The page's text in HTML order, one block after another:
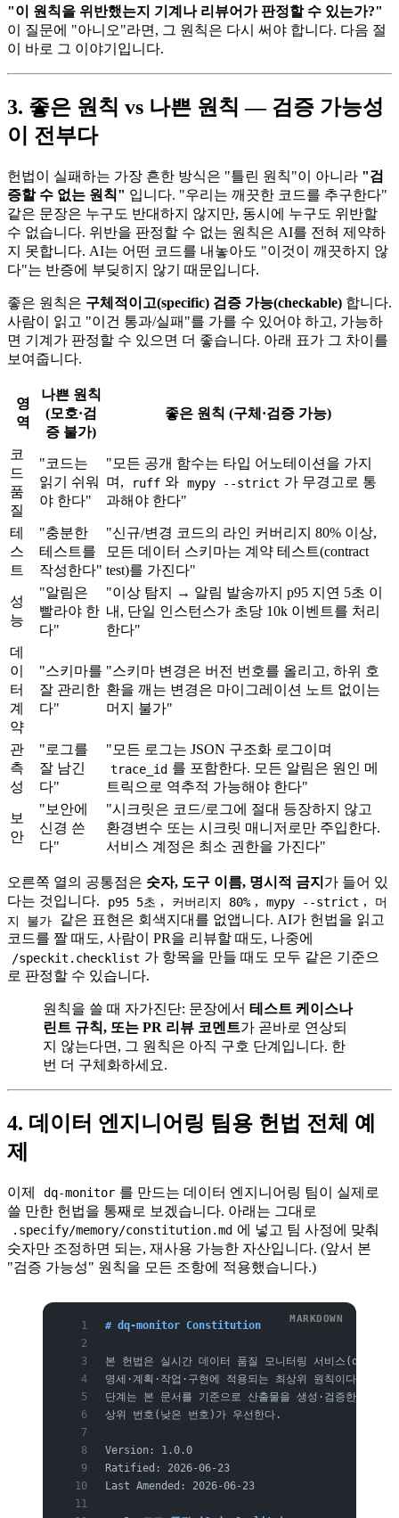
"이 원칙을 위반했는지 기계나 리뷰어가 판정할 수 있는가?"
이 질문에 "아니오"라면, 그 원칙은 다시 써야 합니다. 다음 절
이 바로 그 이야기입니다.
3. 좋은 원칙 vs 나쁜 원칙 — 검증 가능성
이 전부다
헌법이 실패하는 가장 흔한 방식은 "틀린 원칙"이 아니라 "검
증할 수 없는 원칙" 입니다. "우리는 깨끗한 코드를 추구한다"
같은 문장은 누구도 반대하지 않지만, 동시에 누구도 위반할
수 없습니다. 위반을 판정할 수 없는 원칙은 AI를 전혀 제약하
지 못합니다. AI는 어떤 코드를 내놓아도 "이것이 깨끗하지 않
다"는 반증에 부딪히지 않기 때문입니다.
좋은 원칙은 구체적이고(specific) 검증 가능(checkable) 합니다.
사람이 읽고 "이건 통과/실패"를 가를 수 있어야 하고, 가능하
면 기계가 판정할 수 있으면 더 좋습니다. 아래 표가 그 차이를
보여줍니다.
영
역
나쁜 원칙
(모호·검
증 불가)
좋은 원칙 (구체·검증 가능)
코
드
품
질
"코드는
읽기 쉬워
야 한다"
"모든 공개 함수는 타입 어노테이션을 가지
며,
ruff 와 mypy --strict 가 무경고로 통
과해야 한다"
테
스
트
"충분한
테스트를
작성한다"
"신규/변경 코드의 라인 커버리지 80% 이상,
모든 데이터 스키마는 계약 테스트(contract
test)를 가진다"
성
능
"알림은
빨라야 한
다"
"이상 탐지 → 알림 발송까지 p95 지연 5초 이
내, 단일 인스턴스가 초당 10k 이벤트를 처리
한다"
데
이
터
계
약
"스키마를
잘 관리한
다"
"스키마 변경은 버전 번호를 올리고, 하위 호
환을 깨는 변경은 마이그레이션 노트 없이는
머지 불가"
관
측
성
"로그를
잘 남긴
다"
"모든 로그는 JSON 구조화 로그이며
trace_id 를 포함한다. 모든 알림은 원인 메
트릭으로 역추적 가능해야 한다"
보
안
"보안에
신경 쓴
다"
"시크릿은 코드/로그에 절대 등장하지 않고
환경변수 또는 시크릿 매니저로만 주입한다.
서비스 계정은 최소 권한을 가진다"
오른쪽 열의 공통점은 숫자, 도구 이름, 명시적 금지 가 들어 있
다는 것입니다.
p95 5초 , 커버리지 80% , mypy --strict ,
머
지 불가
같은 표현은 회색지대를 없앱니다. AI가 헌법을 읽고
코드를 짤 때도, 사람이 PR을 리뷰할 때도, 나중에
/speckit.checklist 가 항목을 만들 때도 모두 같은 기준으
로 판정할 수 있습니다.
원칙을 쓸 때 자가진단: 문장에서 테스트 케이스나
린트 규칙, 또는 PR 리뷰 코멘트가 곧바로 연상되
지 않는다면, 그 원칙은 아직 구호 단계입니다. 한
번 더 구체화하세요.
4. 데이터 엔지니어링 팀용 헌법 전체 예
제
이제 dq-monitor 를 만드는 데이터 엔지니어링 팀이 실제로
쓸 만한 헌법을 통째로 보겠습니다. 아래는 그대로
.specify/memory/constitution.md 에 넣고 팀 사정에 맞춰
숫자만 조정하면 되는, 재사용 가능한 자산입니다. (앞서 본
"검증 가능성" 원칙을 모든 조항에 적용했습니다.)
# dq-monitor Constitution
본 헌법은 실시간 데이터 품질 모니터링 서비스(dq-
명세·계획·작업·구현에 적용되는 최상위 원칙이다. 모든
단계는 본 문서를 기준으로 산출물을 생성·검증한다. 조
상위 번호(낮은 번호)가 우선한다.
Version: 1.0.0
Ratified: 2026-06-23
Last Amended: 2026-06-23